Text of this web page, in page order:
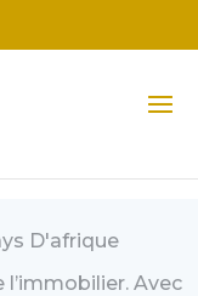
D'afrique
l’immobilier. Avec